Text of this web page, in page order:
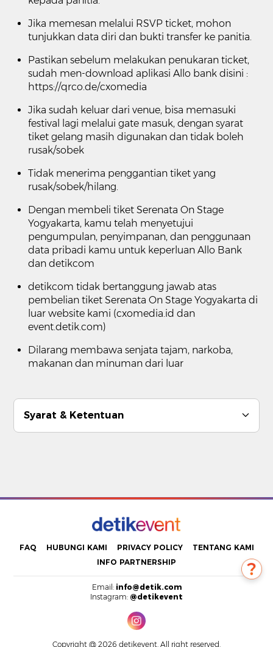
Jika memesan melalui RSVP ticket, mohon
tunjukkan data diri dan bukti transfer ke panitia.
Pastikan sebelum melakukan penukaran ticket,
sudah men-download aplikasi Allo bank disini :
https://qrco.de/cxomedia
Jika sudah keluar dari venue, bisa memasuki
festival lagi melalui gate masuk, dengan syarat
tiket gelang masih digunakan dan tidak boleh
rusak/sobek
Tidak menerima penggantian tiket yang
rusak/sobek/hilang.
Dengan membeli tiket Serenata On Stage
Yogyakarta, kamu telah menyetujui
pengumpulan, penyimpanan, dan penggunaan
data pribadi kamu untuk keperluan Allo Bank
dan detikcom
detikcom tidak bertanggung jawab atas
pembelian tiket Serenata On Stage Yogyakarta di
luar website kami (cxomedia.id dan
event.detik.com)
Dilarang membawa senjata tajam, narkoba,
makanan dan minuman dari luar
Syarat & Ketentuan
FAQ HUBUNGI KAMI PRIVACY POLICY
TENTANG KAMI
INFO PARTNERSHIP
Email: info@detik.com
Instagram: @detikevent
Copyright @ 2026 detikevent. All right reserved.